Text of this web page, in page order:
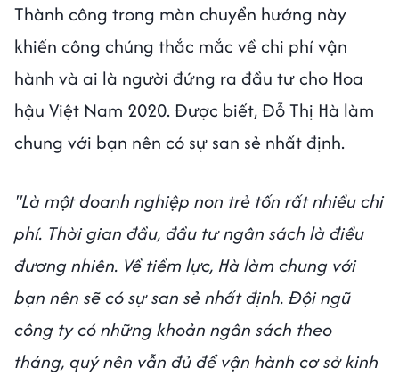
Thành công trong màn chuyển hướng này
khiến công chúng thắc mắc về chi phí vận
hành và ai là người đứng ra đầu tư cho Hoa
hậu Việt Nam 2020. Được biết, Đỗ Thị Hà làm
chung với bạn nên có sự san sẻ nhất định.
"Là một doanh nghiệp non trẻ tốn rất nhiều chi
phí. Thời gian đầu, đầu tư ngân sách là điều
đương nhiên. Về tiềm lực, Hà làm chung với
bạn nên sẽ có sự san sẻ nhất định. Đội ngũ
công ty có những khoản ngân sách theo
tháng, quý nên vẫn đủ để vận hành cơ sở kinh